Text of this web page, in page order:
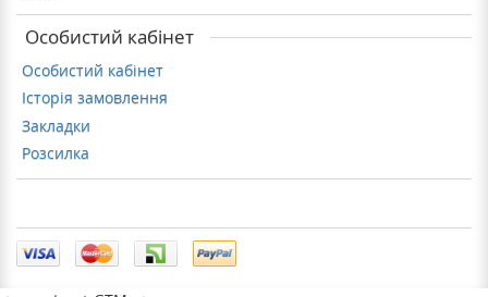
Особистий кабінет
Особистий кабінет
Історія замовлення
Закладки
Розсилка